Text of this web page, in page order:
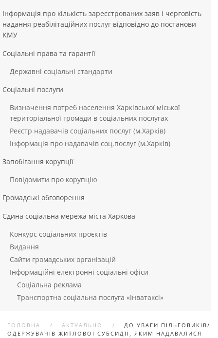
Інформація про кількість зареєстрованих заяв і черговість
надання реабілітаційних послуг відповідно до постанови
КМУ
Соціальні права та гарантії
Державні соціальні стандарти
Соціальні послуги
Визначення потреб населення Харківської міської
територіальної громади в соціальних послугах
Реєстр надавачів соціальних послуг (м.Харків)
Інформація про надавачів соц.послуг (м.Харків)
Запобігання корупції
Повідомити про корупцію
Громадські обговорення
Єдина соціальна мережа міста Харкова
Конкурс соціальних проєктів
Видання
Сайти громадських організацій
Інформаційні електронні соціальні офіси
Соціальна реклама
Транспортна соціальна послуга «Інватаксі»
ГОЛОВНА АКТУАЛЬНО
ДО УВАГИ ПІЛЬГОВИКІВ/
ОДЕРЖУВАЧІВ ЖИТЛОВОЇ СУБСИДІЇ, ЯКИМ НАДАВАЛИСЯ